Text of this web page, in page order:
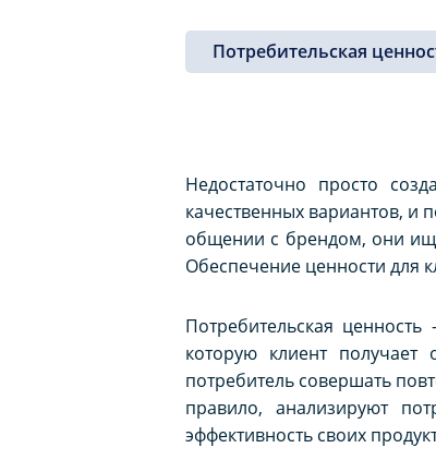
Потребительская
Недостаточно просто
качественных вариантов, и
общении с брендом, они
Обеспечение ценности для
Потребительская
которую клиент
потребитель совершать
правило, анализируют
эффективность своих